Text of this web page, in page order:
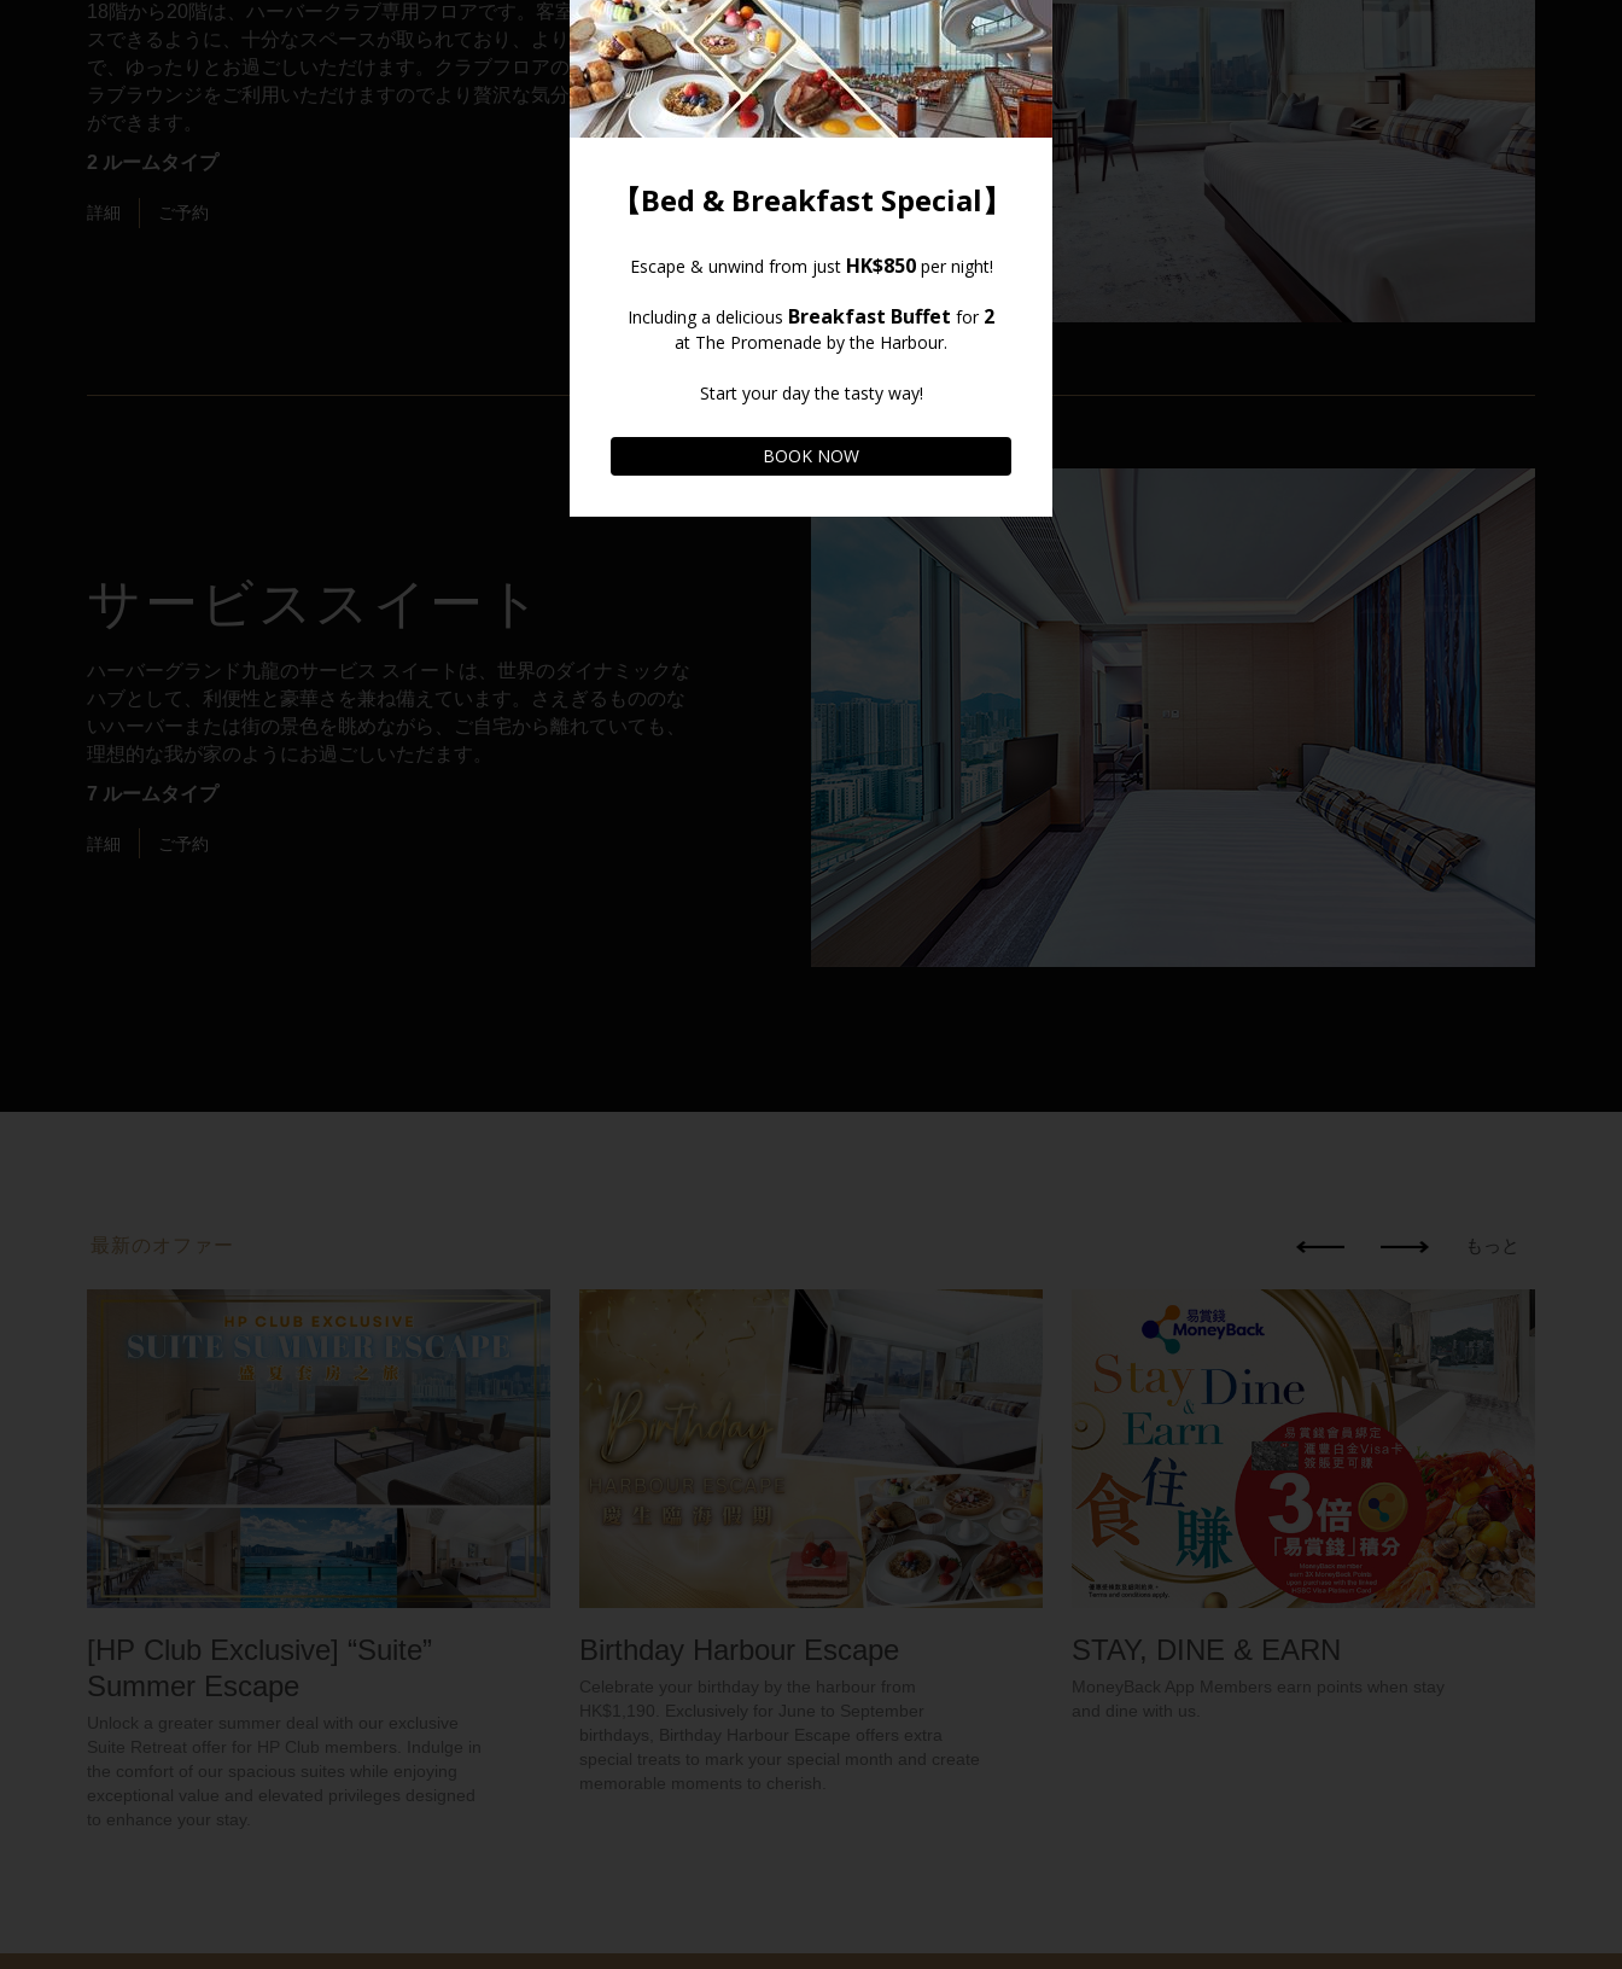
18階から20階は、ハーバークラブ専用フロアです。客室は、リラック
スできるように、十分なスペースが取られており、より高いレベル
で、ゆったりとお過ごしいただけます。クラブフロアのお客様は、ク
ラブラウンジをご利用いただけますのでより贅沢な気分を味わうこと
ができます。
2 ルームタイプ
詳細 ご予約
サービススイート
ハーバーグランド九龍のサービス スイートは、世界のダイナミックな
ハブとして、利便性と豪華さを兼ね備えています。さえぎるもののな
いハーバーまたは街の景色を眺めながら、ご自宅から離れていても、
理想的な我が家のようにお過ごしいただます。
7 ルームタイプ
詳細 ご予約
最新のオファー もっと
[HP Club Exclusive] “Suite”
Summer Escape
Unlock a greater summer deal with our exclusive
Suite Retreat offer for HP Club members. Indulge in
the comfort of our spacious suites while enjoying
exceptional value and elevated privileges designed
to enhance your stay.
Birthday Harbour Escape
Celebrate your birthday by the harbour from
HK$1,190. Exclusively for June to September
birthdays, Birthday Harbour Escape offers extra
special treats to mark your special month and create
memorable moments to cherish.
STAY, DINE & EARN
MoneyBack App Members earn points when stay
and dine with us.